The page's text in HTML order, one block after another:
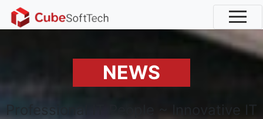
NEWS
Professional IT People ~ Innovative IT